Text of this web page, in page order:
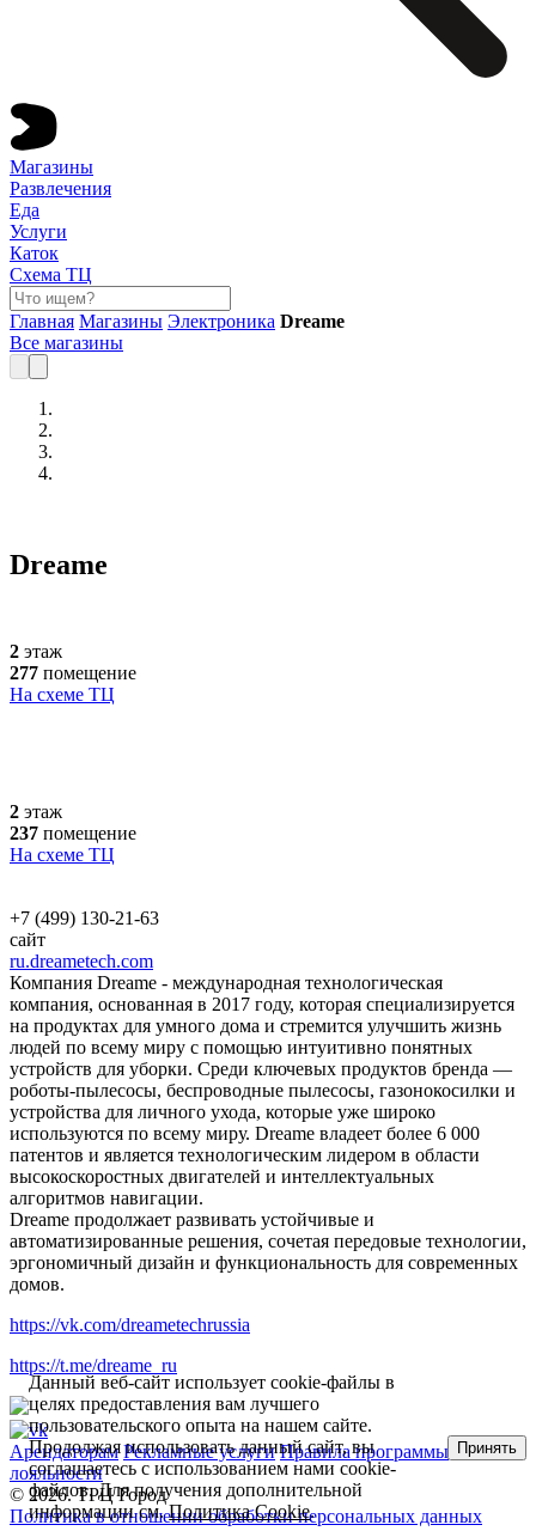
Магазины
Развлечения
Еда
Услуги
Каток
Схема ТЦ
Главная Магазины Электроника Dreame
Все магазины
Dreame
2 этаж
277 помещение
На схеме ТЦ
2 этаж
237 помещение
На схеме ТЦ
+7 (499) 130-21-63
сайт
ru.dreametech.com
Компания Dreame - международная технологическая
компания, основанная в 2017 году, которая специализируется
на продуктах для умного дома и стремится улучшить жизнь
людей по всему миру с помощью интуитивно понятных
устройств для уборки. Среди ключевых продуктов бренда —
роботы-пылесосы, беспроводные пылесосы, газонокосилки и
устройства для личного ухода, которые уже широко
используются по всему миру. Dreame владеет более 6 000
патентов и является технологическим лидером в области
высокоскоростных двигателей и интеллектуальных
алгоритмов навигации.
Dreame продолжает развивать устойчивые и
автоматизированные решения, сочетая передовые технологии,
эргономичный дизайн и функциональность для современных
домов.
https://vk.com/dreametechrussia
https://t.me/dreame_ru
Арендаторам Рекламные услуги Правила программы
лояльности
© 2026. ТРЦ Город
Политика в отношении обработки персональных данных
Данный веб-сайт использует cookie-файлы в
целях предоставления вам лучшего
пользовательского опыта на нашем сайте.
Продолжая использовать данный сайт, вы
соглашаетесь с использованием нами cookie-
файлов. Для получения дополнительной
информации см.Политика Cookie.
Принять